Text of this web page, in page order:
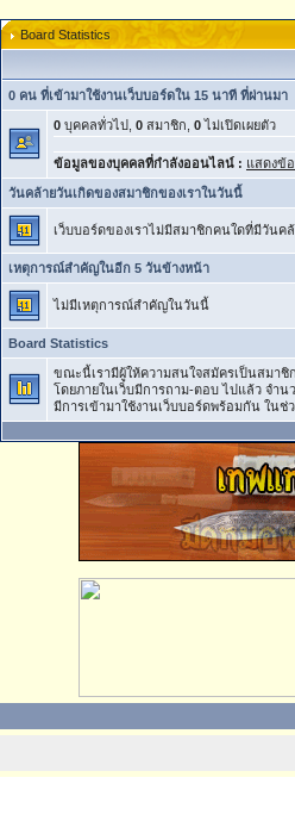
Board Statistics
0 คน ที่เข้ามาใช้งานเว็บบอร์ดใน 15 นาที ที่ผ่านมา
0 บุคคลทั่วไป, 0 สมาชิก, 0ไม่เปิดเผยตัว
ข้อมูลของบุคคลที่กำลังออนไลน์ : แสดงข้
วันคล้ายวันเกิดของสมาชิกของเราในวันนี้
เว็บบอร์ดของเราไม่มีสมาชิกคนใดที่มีวันค
เหตุการณ์สำคัญในอีก 5 วันข้างหน้า
ไม่มีเหตุการณ์สำคัญในวันนี้
Board Statistics
ขณะนี้เรามีผู้ให้ความสนใจสมัครเป็นสมาชิ
โดยภายในเว็บมีการถาม-ตอบ ไปแล้ว จำน
มีการเข้ามาใช้งานเว็บบอร์ดพร้อมกัน ในช่